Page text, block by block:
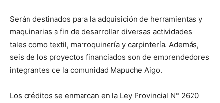
Serán destinados para la adquisición de herramientas y
maquinarias a fin de desarrollar diversas actividades
tales como textil, marroquinería y carpintería. Además,
seis de los proyectos financiados son de emprendedores
integrantes de la comunidad Mapuche Aigo.
Los créditos se enmarcan en la Ley Provincial N° 2620